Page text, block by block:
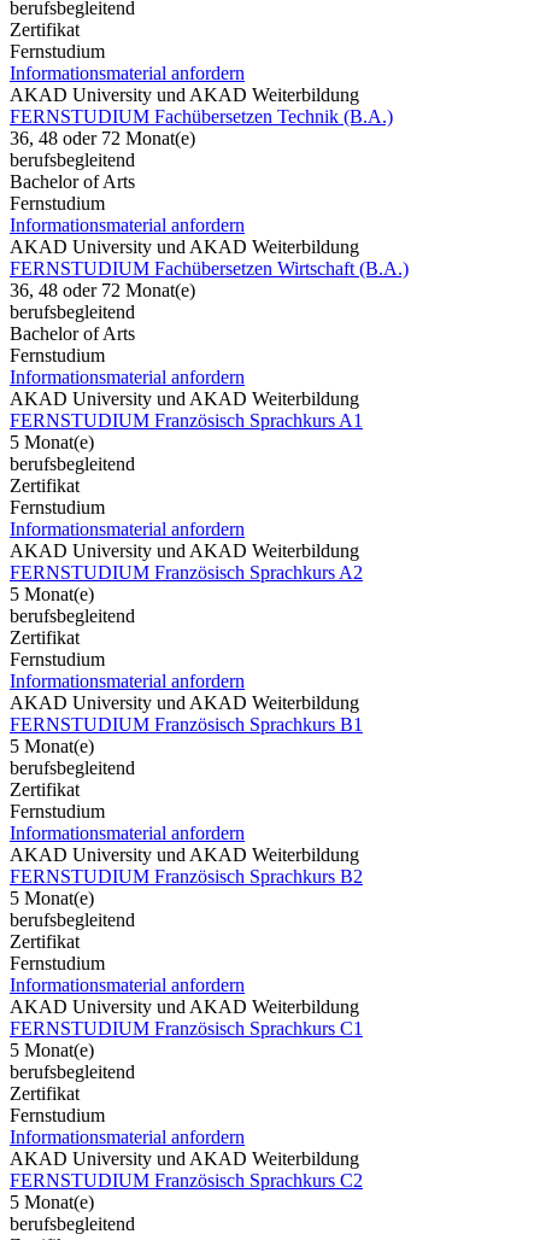
berufsbegleitend
Zertifikat
Fernstudium
Informationsmaterial anfordern
AKAD University und AKAD Weiterbildung
FERNSTUDIUM Fachübersetzen Technik (B.A.)
36, 48 oder 72 Monat(e)
berufsbegleitend
Bachelor of Arts
Fernstudium
Informationsmaterial anfordern
AKAD University und AKAD Weiterbildung
FERNSTUDIUM Fachübersetzen Wirtschaft (B.A.)
36, 48 oder 72 Monat(e)
berufsbegleitend
Bachelor of Arts
Fernstudium
Informationsmaterial anfordern
AKAD University und AKAD Weiterbildung
FERNSTUDIUM Französisch Sprachkurs A1
5 Monat(e)
berufsbegleitend
Zertifikat
Fernstudium
Informationsmaterial anfordern
AKAD University und AKAD Weiterbildung
FERNSTUDIUM Französisch Sprachkurs A2
5 Monat(e)
berufsbegleitend
Zertifikat
Fernstudium
Informationsmaterial anfordern
AKAD University und AKAD Weiterbildung
FERNSTUDIUM Französisch Sprachkurs B1
5 Monat(e)
berufsbegleitend
Zertifikat
Fernstudium
Informationsmaterial anfordern
AKAD University und AKAD Weiterbildung
FERNSTUDIUM Französisch Sprachkurs B2
5 Monat(e)
berufsbegleitend
Zertifikat
Fernstudium
Informationsmaterial anfordern
AKAD University und AKAD Weiterbildung
FERNSTUDIUM Französisch Sprachkurs C1
5 Monat(e)
berufsbegleitend
Zertifikat
Fernstudium
Informationsmaterial anfordern
AKAD University und AKAD Weiterbildung
FERNSTUDIUM Französisch Sprachkurs C2
5 Monat(e)
berufsbegleitend